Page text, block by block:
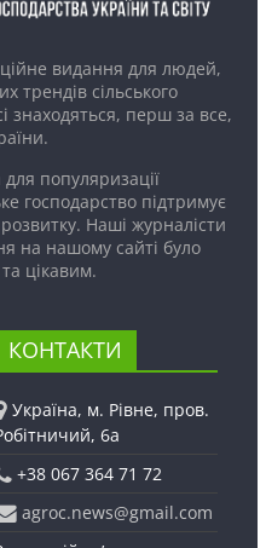
видання для людей,
трендів сільського
знаходяться, перш за все,
популяризації
господарство підтримує
Наші журналісти
на нашому сайті було
цікавим.
КОНТАКТИ
Україна, м. Рівне, пров.
6а
+38 067 364 71 72
agroc.news@gmail.com